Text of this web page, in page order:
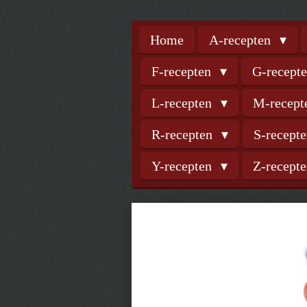
Home A-recepten
F-recepten G-
L-recepten M-
R-recepten S-
Y-recepten Z-